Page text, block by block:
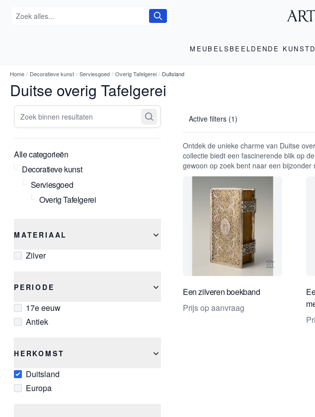
MEUBELS BEELDENDE KUNST
Home / Decoratieve kunst / Serviesgoed / Overig Tafelgerei / Duitsland
Duitse overig Tafelgerei
Zoek binnen resultaten
Alle categorieën
Decoratieve kunst
Serviesgoed
Overig Tafelgerei
MATERIAAL
Zilver
PERIODE
17e eeuw
Antiek
HERKOMST
Duitsland
Europa
Active filters (1)
Ontdek de unieke charme van Duitse
collectie biedt een fascinerende blik op
gewoon op zoek bent naar een
Bekijk
Een zilveren boekband
Prijs op aanvraag